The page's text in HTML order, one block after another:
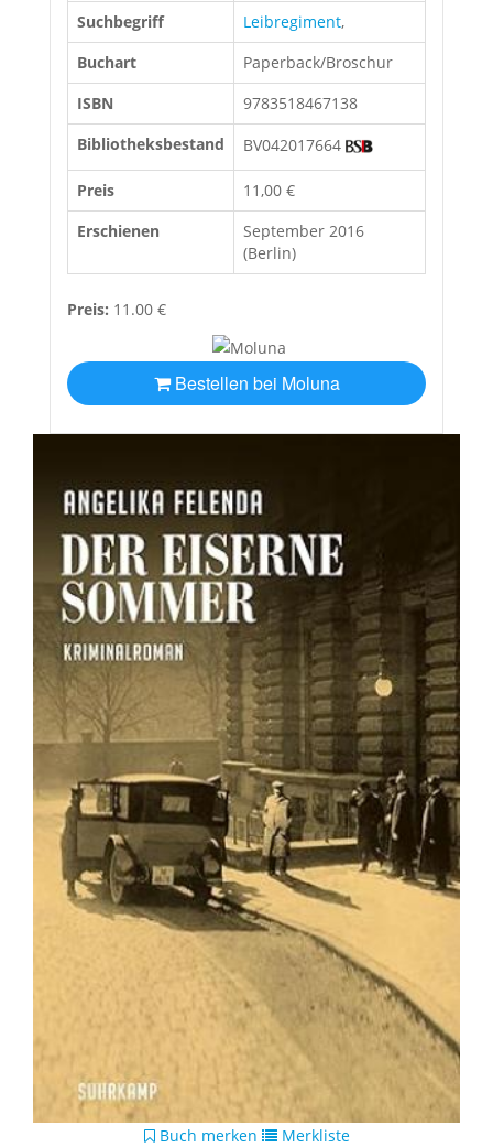
Suchbegriff
Leibregiment,
Buchart
Paperback/Broschur
ISBN
9783518467138
Bibliotheksbestand
BV042017664
Preis
11,00 €
Erschienen
September 2016
(Berlin)
Preis: 11.00 €
Bestellen bei Moluna
Buch merken Merkliste